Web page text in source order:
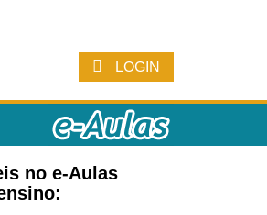
LOGIN
no e-Aulas